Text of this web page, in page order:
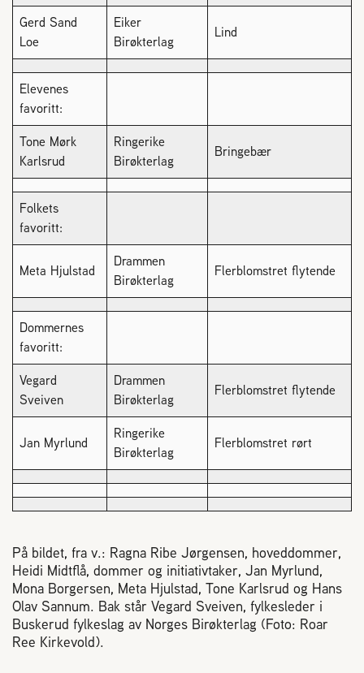
Gerd Sand
Loe
Eiker
Birøkterlag
Lind
Elevenes
favoritt:
Tone Mørk
Karlsrud
Ringerike
Birøkterlag
Bringebær
Folkets
favoritt:
Meta Hjulstad
Drammen
Birøkterlag
Flerblomstret flytende
Dommernes
favoritt:
Vegard
Sveiven
Drammen
Birøkterlag
Flerblomstret flytende
Jan Myrlund
Ringerike
Birøkterlag
Flerblomstret rørt
På bildet, fra v.: Ragna Ribe Jørgensen, hoveddommer,
Heidi Midtflå, dommer og initiativtaker, Jan Myrlund,
Mona Borgersen, Meta Hjulstad, Tone Karlsrud og Hans
Olav Sannum. Bak står Vegard Sveiven, fylkesleder i
Buskerud fylkeslag av Norges Birøkterlag (Foto: Roar
Ree Kirkevold).